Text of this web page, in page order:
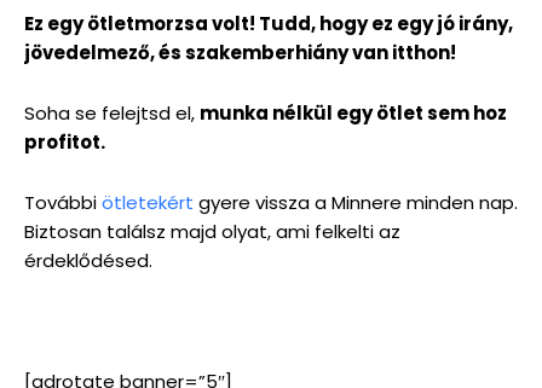
Ez egy ötletmorzsa volt! Tudd, hogy ez egy jó irány,
jövedelmező, és szakemberhiány van itthon!
Soha se felejtsd el, munka nélkül egy ötlet sem hoz
profitot.
Továbbiötletekért gyere vissza a Minnere minden nap.
Biztosan találsz majd olyat, ami felkelti az
érdeklődésed.
[adrotate banner=”5″]